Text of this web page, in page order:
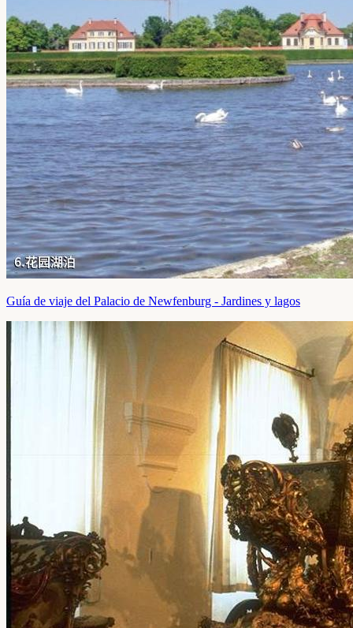
Guía de viaje del Palacio de Newfenburg - Jardines y lagos